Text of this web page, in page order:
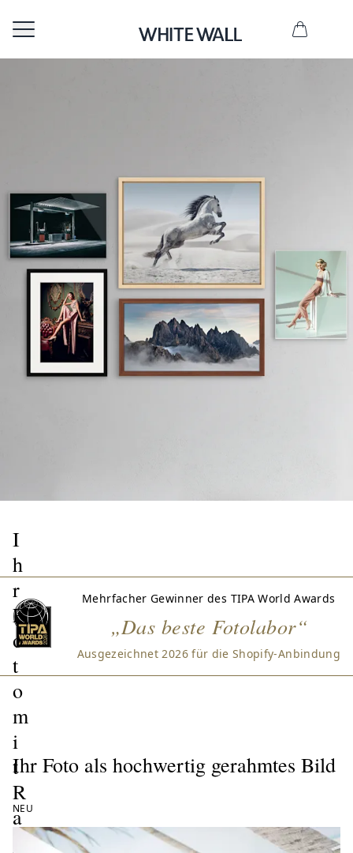
I
h
r
F
o
t
o
m
i
t
R
a
Mehrfacher Gewinner des TIPA World Awards
„Das beste Fotolabor“
Ausgezeichnet 2026 für die Shopify-Anbindung
Ihr Foto als hochwertig gerahmtes Bild
NEU